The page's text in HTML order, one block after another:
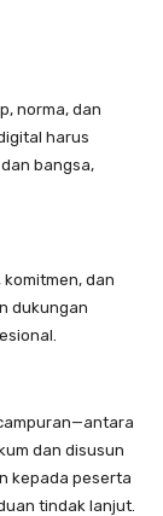
norma, dan
harus
bangsa,
dan
dukungan
dan disusun
kepada peserta
tindak lanjut.